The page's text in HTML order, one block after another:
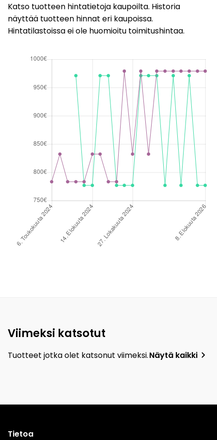
Katso tuotteen hintatietoja kaupoilta. Historia
näyttää tuotteen hinnat eri kaupoissa.
Hintatilastoissa ei ole huomioitu toimitushintaa.
Viimeksi katsotut
Tuotteet jotka olet katsonut viimeksi.Näytä kaikki
Tietoa